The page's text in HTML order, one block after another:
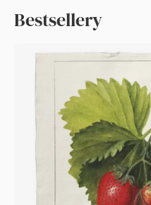
Bestsellery